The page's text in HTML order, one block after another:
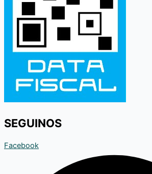
SEGUINOS
Facebook